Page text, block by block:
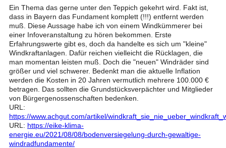
Ein Thema das gerne unter den Teppich gekehrt wird. Fakt ist,
dass in Bayern das Fundament komplett (!!!) entfernt werden
muß. Diese Aussage habe ich von einem Windkümmerer bei
einer Infoveranstaltung zu hören bekommen. Erste
Erfahrungswerte gibt es, doch da handelte es sich um "kleine"
Windkraftanlagen. Dafür reichen vielleicht die Rücklagen, die
man momentan leisten muß. Doch die "neuen" Windräder sind
größer und viel schwerer. Bedenkt man die aktuelle Inflation
werden die Kosten in 20 Jahren vermutlich mehrere 100.000 €
betragen. Das sollten die Grundstücksverpächter und Mitglieder
von Bürgergenossenschaften bedenken.
URL:
https://www.achgut.com/artikel/
URL: https://eike-klima-
energie.eu/2021/08/08/bodenversiegelung-durch-gewaltige-
windradfundamente/